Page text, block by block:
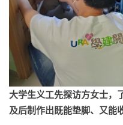
大学生义工先探访方女士，
及后制作出既能垫脚、又能